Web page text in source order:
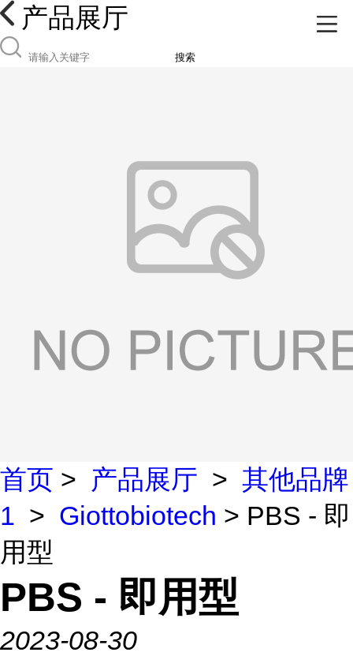
产品展厅
搜索
首页 > 产品展厅 > 其他品牌
1 > Giottobiotech > PBS - 即
用型
PBS - 即用型
2023-08-30